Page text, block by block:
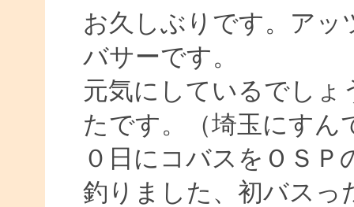
お久しぶりです。アッ
バサーです。
元気にしているでしょ
たです。（埼玉にすん
０日にコバスをＯＳ
釣りました、初バスっ